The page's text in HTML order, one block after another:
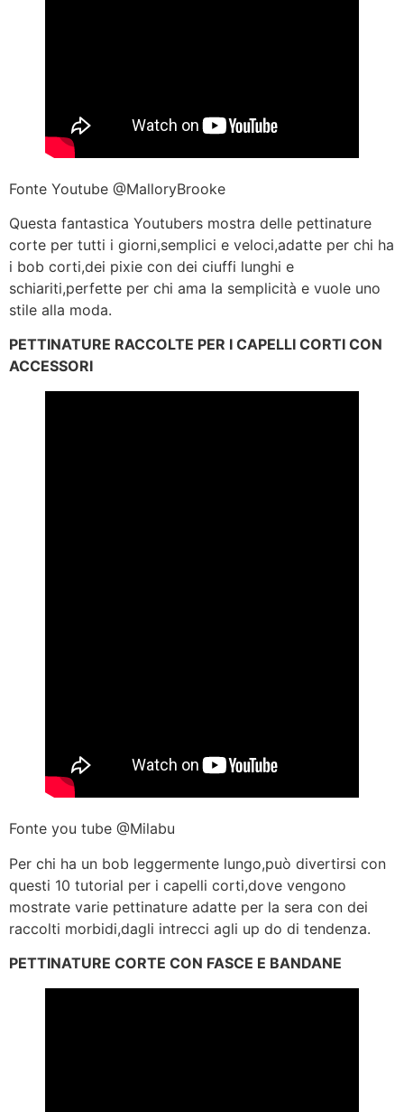
Fonte Youtube @MalloryBrooke
Questa fantastica Youtubers mostra delle pettinature
corte per tutti i giorni,semplici e veloci,adatte per chi ha
i bob corti,dei pixie con dei ciuffi lunghi e
schiariti,perfette per chi ama la semplicità e vuole uno
stile alla moda.
PETTINATURE RACCOLTE PER I CAPELLI CORTI CON
ACCESSORI
Fonte you tube @Milabu
Per chi ha un bob leggermente lungo,può divertirsi con
questi 10 tutorial per i capelli corti,dove vengono
mostrate varie pettinature adatte per la sera con dei
raccolti morbidi,dagli intrecci agli up do di tendenza.
PETTINATURE CORTE CON FASCE E BANDANE